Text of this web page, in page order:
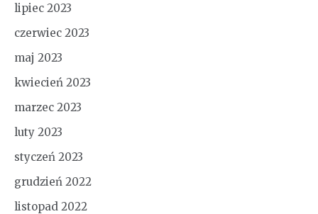
lipiec 2023
czerwiec 2023
maj 2023
kwiecień 2023
marzec 2023
luty 2023
styczeń 2023
grudzień 2022
listopad 2022